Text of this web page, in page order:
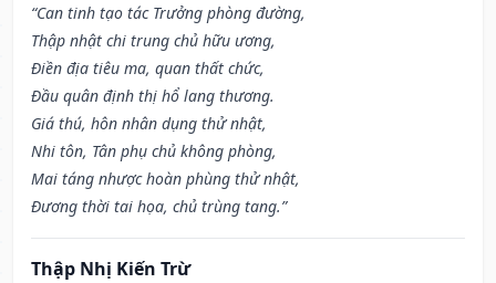
“Can tinh tạo tác Trưởng phòng đường,
Thập nhật chi trung chủ hữu ương,
Điền địa tiêu ma, quan thất chức,
Đầu quân định thị hổ lang thương.
Giá thú, hôn nhân dụng thử nhật,
Nhi tôn, Tân phụ chủ không phòng,
Mai táng nhược hoàn phùng thử nhật,
Đương thời tai họa, chủ trùng tang.”
Thập Nhị Kiến Trừ